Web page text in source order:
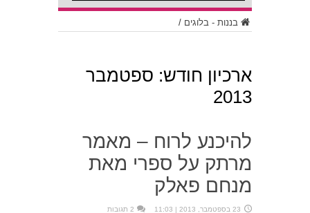
בננות - בלוגים /
ארכיון חודש: ספטמבר
2013
להיכנע לרוח – מאמר
מרתק על ספרי מאת
מנחם פאלק
23 בספטמבר, 2013 | 11:03 2 תגובות